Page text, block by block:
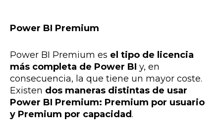
Power BI Premium
Power BI Premium es el tipo de licencia
más completa de Power BI y, en
consecuencia, la que tiene un mayor coste.
Existen dos maneras distintas de usar
Power BI Premium: Premium por usuario
y Premium por capacidad.